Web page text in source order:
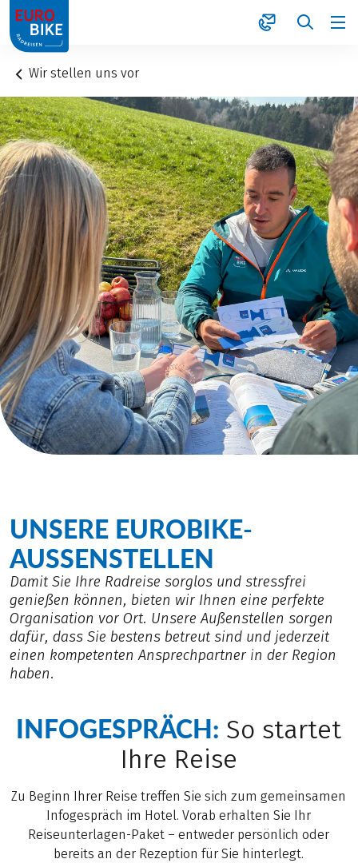
1
Wir stellen uns vor
UNSERE EUROBIKE-
AUSSENSTELLEN
Damit Sie Ihre Radreise sorglos und stressfrei
genießen können, bieten wir Ihnen eine perfekte
Organisation vor Ort. Unsere Außenstellen sorgen
dafür, dass Sie bestens betreut sind und jederzeit
einen kompetenten Ansprechpartner in der Region
haben.
INFOGESPRÄCH: So startet
Ihre Reise
Zu Beginn Ihrer Reise treffen Sie sich zum gemeinsamen
Infogespräch im Hotel. Vorab erhalten Sie Ihr
Reiseunterlagen-Paket – entweder persönlich oder
bereits an der Rezeption für Sie hinterlegt.